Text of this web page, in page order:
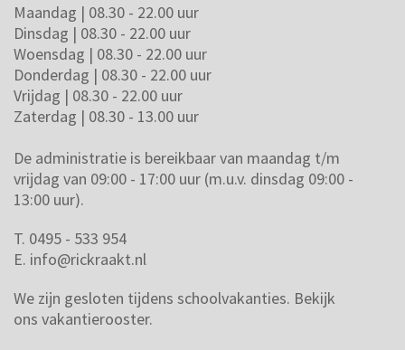
Maandag | 08.30 - 22.00 uur
Dinsdag | 08.30 - 22.00 uur
Woensdag | 08.30 - 22.00 uur
Donderdag | 08.30 - 22.00 uur
Vrijdag | 08.30 - 22.00 uur
Zaterdag | 08.30 - 13.00 uur
De administratie is bereikbaar van maandag t/m
vrijdag van 09:00 - 17:00 uur (m.u.v. dinsdag 09:00 -
13:00 uur).
T. 0495 - 533 954
E. info@rickraakt.nl
We zijn gesloten tijdens schoolvakanties. Bekijk
ons vakantierooster.